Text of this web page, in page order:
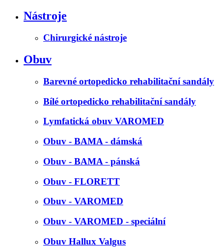
Nástroje
Chirurgické nástroje
Obuv
Barevné ortopedicko rehabilitační sandály
Bílé ortopedicko rehabilitační sandály
Lymfatická obuv VAROMED
Obuv - BAMA - dámská
Obuv - BAMA - pánská
Obuv - FLORETT
Obuv - VAROMED
Obuv - VAROMED - speciální
Obuv Hallux Valgus